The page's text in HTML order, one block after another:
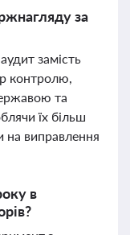
за
замість
контролю,
та
їх більш
на виправлення
в